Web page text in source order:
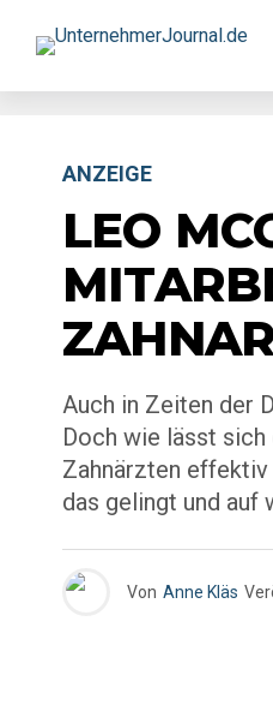
ANZEIGE
LEO
Auch in Zeiten der
Doch wie lässt
Zahnärzten
das gelingt und auf
Von Anne Kläs